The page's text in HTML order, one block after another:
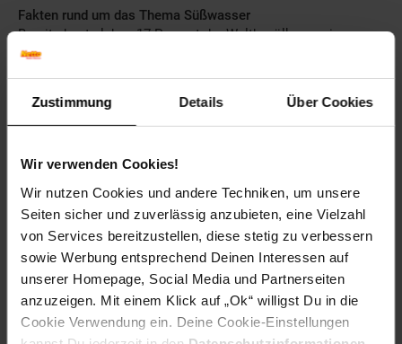
Zustimmung Details Über Cookies
Wir verwenden Cookies!
Wir nutzen Cookies und andere Techniken, um unsere
Seiten sicher und zuverlässig anzubieten, eine Vielzahl
von Services bereitzustellen, diese stetig zu verbessern
sowie Werbung entsprechend Deinen Interessen auf
unserer Homepage, Social Media und Partnerseiten
anzuzeigen. Mit einem Klick auf „Ok“ willigst Du in die
Cookie Verwendung ein. Deine Cookie-Einstellungen
Fakten rund um das Thema Süßwasser
Bereits heute leben 17 Prozent der Weltbevölkerung in
Regionen mit hohem Wasserrisiko. Bis 2050 könnte sich
Weitere Informationen zum Thema Süßwasser unter
https://www.netto-online.de/wwf/Kostbares-
projekte/fluesse-seen/wasserverbrauch/wasser-knappheit/
*Unternehmensverbund mit EDEKA ZENTRALE Stiftung & Co.
KG und Netto Marken-Discount Stiftung & Co. KG
WWF Deutschland
Der WWF Deutschland ist Teil der internationalen
Umweltschutzorganisation World Wide Fund For Nature
(WWF). Seit über 50 Jahren arbeitet das WWF-Netzwerk rund
um den Globus daran, die Umweltzerstörung zu stoppen und